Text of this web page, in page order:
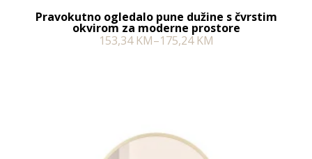
Pravokutno ogledalo pune dužine s čvrstim
okvirom za moderne prostore
153,34 KM–175,24 KM